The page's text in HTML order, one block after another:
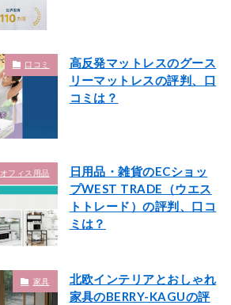
口コミ
高反発マットレスのグース
リーマットレスの評判、口
コミは？
オフィス用品
日用品・雑貨のECショッ
プWEST TRADE（ウエス
トトレード）の評判、口コ
ミは？
家具
北欧インテリアとおしゃれ
家具のBERRY-KAGUの評